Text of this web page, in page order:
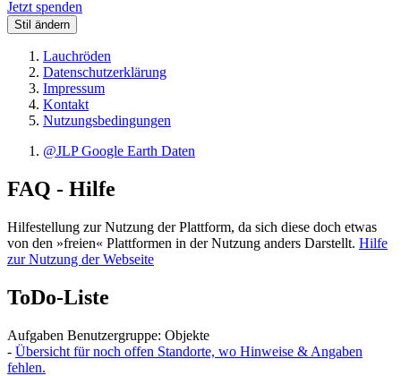
Jetzt spenden
Stil ändern
Lauchröden
Datenschutzerklärung
Impressum
Kontakt
Nutzungsbedingungen
@JLP Google Earth Daten
FAQ - Hilfe
Hilfestellung zur Nutzung der Plattform, da sich diese doch etwas
von den »freien« Plattformen in der Nutzung anders Darstellt. Hilfe
zur Nutzung der Webseite
ToDo-Liste
Aufgaben Benutzergruppe: Objekte
- Übersicht für noch offen Standorte, wo Hinweise & Angaben
fehlen.